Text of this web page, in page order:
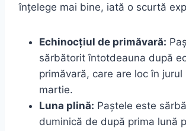
înțelege mai bine, iată o scurtă
Echinocțiul de primăvară:
sărbătorit întotdeauna după
primăvară, care are loc în
martie.
Luna plină: Paștele este
duminică de după prima lună